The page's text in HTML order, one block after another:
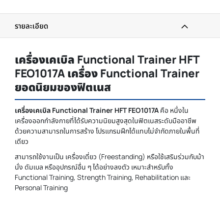
รายละเอียด
เครื่องเคเบิล Functional Trainer HFT
FEO1017A เครื่อง Functional Trainer
ยอดนิยมของฟิตเนส
เครื่องเคเบิล Functional Trainer HFT FEO1017A คือ หนึ่งใน
เครื่องออกกำลังกายที่ได้รับความนิยมสูงสุดในฟิตเนสระดับมืออาชีพ
ด้วยความสามารถในการสร้าง โปรแกรมฝึกได้แทบไม่จำกัดภายในพื้นที่
เดียว
สามารถใช้งานเป็น เครื่องเดี่ยว (Freestanding) หรือใช้เสริมร่วมกับม้า
นั่ง ดัมเบล หรืออุปกรณ์อื่น ๆ ได้อย่างลงตัว เหมาะสำหรับทั้ง
Functional Training, Strength Training, Rehabilitation และ
Personal Training